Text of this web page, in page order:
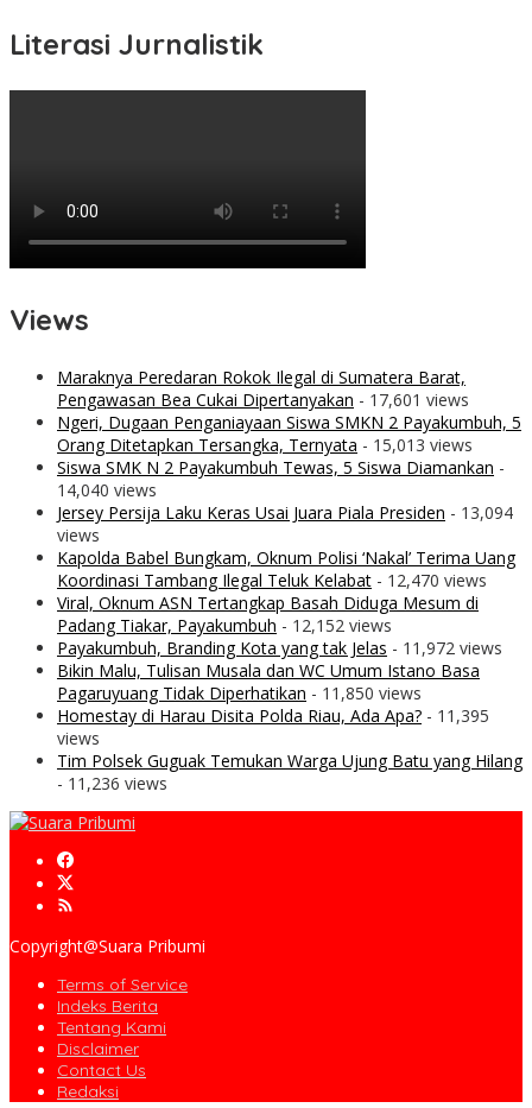
Literasi Jurnalistik
Views
Maraknya Peredaran Rokok Ilegal di Sumatera Barat,
Pengawasan Bea Cukai Dipertanyakan - 17,601 views
Ngeri, Dugaan Penganiayaan Siswa SMKN 2 Payakumbuh, 5
Orang Ditetapkan Tersangka, Ternyata - 15,013 views
Siswa SMK N 2 Payakumbuh Tewas, 5 Siswa Diamankan -
14,040 views
Jersey Persija Laku Keras Usai Juara Piala Presiden - 13,094
views
Kapolda Babel Bungkam, Oknum Polisi ‘Nakal’ Terima Uang
Koordinasi Tambang Ilegal Teluk Kelabat - 12,470 views
Viral, Oknum ASN Tertangkap Basah Diduga Mesum di
Padang Tiakar, Payakumbuh - 12,152 views
Payakumbuh, Branding Kota yang tak Jelas - 11,972 views
Bikin Malu, Tulisan Musala dan WC Umum Istano Basa
Pagaruyuang Tidak Diperhatikan - 11,850 views
Homestay di Harau Disita Polda Riau, Ada Apa? - 11,395
views
Tim Polsek Guguak Temukan Warga Ujung Batu yang Hilang
- 11,236 views
Copyright@Suara Pribumi
Terms of Service
Indeks Berita
Tentang Kami
Disclaimer
Contact Us
Redaksi